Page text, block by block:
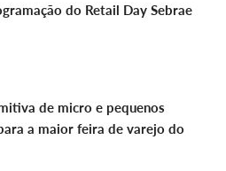
do Retail Day Sebrae
de micro e pequenos
a maior feira de varejo do